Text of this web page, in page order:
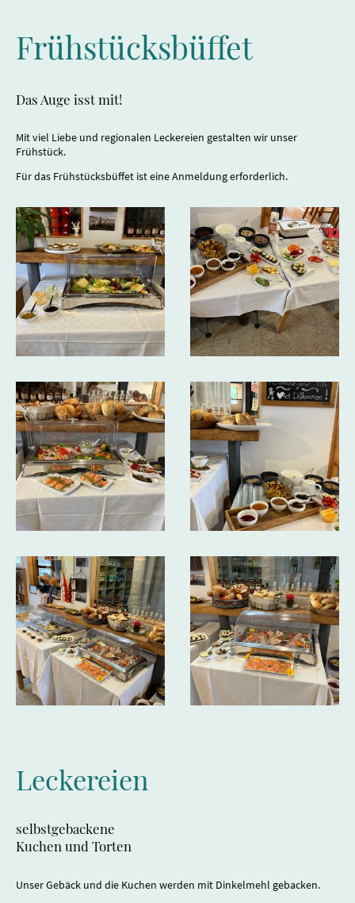
Frühstücksbüffet
Das Auge isst mit!
Mit viel Liebe und regionalen Leckereien gestalten wir unser
Frühstück.
Für das Frühstücksbüffet ist eine Anmeldung erforderlich.
Leckereien
selbstgebackene
Kuchen und Torten
Unser Gebäck und die Kuchen werden mit Dinkelmehl gebacken.